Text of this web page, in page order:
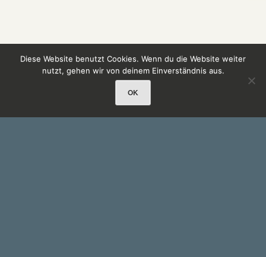
Diese Website benutzt Cookies. Wenn du die Website weiter
nutzt, gehen wir von deinem Einverständnis aus.
OK